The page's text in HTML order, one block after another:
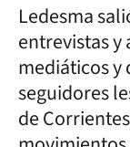
Ledesma
entrevistas y
mediáticos y
seguidores
de